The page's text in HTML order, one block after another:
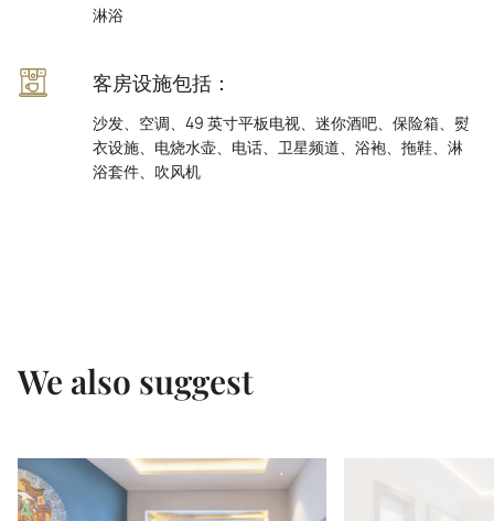
淋浴
客房设施包括：
沙发、空调、49 英寸平板电视、迷你酒吧、保险箱、熨
衣设施、电烧水壶、电话、卫星频道、浴袍、拖鞋、淋
浴套件、吹风机
We also suggest